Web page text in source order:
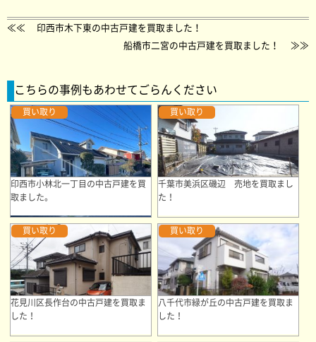
≪≪ 印西市木下東の中古戸建を買取ました！
船橋市二宮の中古戸建を買取ました！
≫≫
こちらの事例もあわせてごらんください
買い取り
印西市小林北一丁目の中古戸建を買
取ました。
買い取り
千葉市美浜区磯辺 売地を買取まし
た！
買い取り
花見川区長作台の中古戸建を買取ま
した！
買い取り
八千代市緑が丘の中古戸建を買取ま
した！